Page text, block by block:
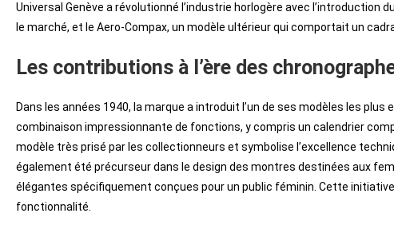
Universal Genève a révolutionné l’industrie horlogère avec
le marché, et le Aero-Compax, un modèle ultérieur qui comportait un
Les contributions à l’ère des
Dans les années 1940, la marque a introduit l’un de ses modèles les
combinaison impressionnante de fonctions, y compris un calendrier
modèle très prisé par les collectionneurs et symbolise l’excellence
également été précurseur dans le design des montres destinées aux
élégantes spécifiquement conçues pour un public féminin. Cette
fonctionnalité.